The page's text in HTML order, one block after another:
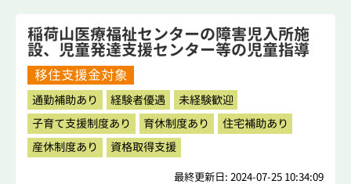
稲荷山医療福祉センターの障害児入所施
設、児童発達支援センター等の児童指導
員募集
移住支援金対象
通勤補助あり 経験者優遇
未経験歓迎
子育て支援制度あり
育休制度あり
住宅補助あり
産休制度あり
資格取得支援
最終更新日: 2024-07-25 10:34:09